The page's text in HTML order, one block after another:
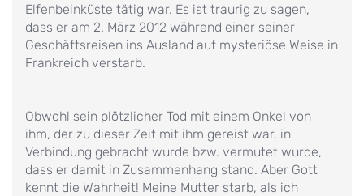
Elfenbeinküste tätig war. Es ist traurig zu sagen,
dass er am 2. März 2012 während einer seiner
Geschäftsreisen ins Ausland auf mysteriöse Weise in
Frankreich verstarb.
Obwohl sein plötzlicher Tod mit einem Onkel von
ihm, der zu dieser Zeit mit ihm gereist war, in
Verbindung gebracht wurde bzw. vermutet wurde,
dass er damit in Zusammenhang stand. Aber Gott
kennt die Wahrheit! Meine Mutter starb, als ich